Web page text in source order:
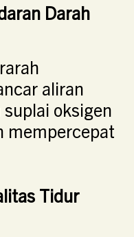
Darah
aliran
oksigen
mempercepat
Tidur